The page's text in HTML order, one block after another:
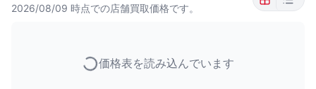
2026/08/09 時点での店舗買取価格です。
価格表を読み込んでいます